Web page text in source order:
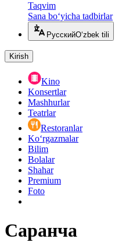
Taqvim
Sana bo‘yicha tadbirlar
РусскийO‘zbek tili
Kirish
Kino
Konsertlar
Mashhurlar
Teatrlar
Restoranlar
Ko‘rgazmalar
Bilim
Bolalar
Shahar
Premium
Foto
Саранча